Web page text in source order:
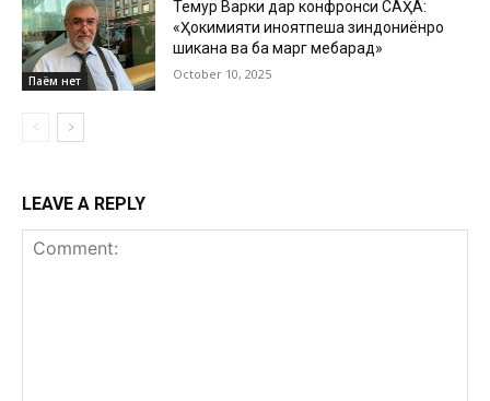
Паём нет
Темур Варки дар конфронси САҲА:
«Ҳокимияти ҷиноятпеша зиндониёнро
шиканҷа ва ба марг мебарад»
October 10, 2025
LEAVE A REPLY